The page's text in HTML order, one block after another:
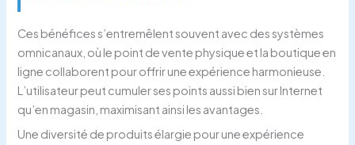
Ces bénéfices s’entremêlent souvent avec des systèmes
omnicanaux, où le point de vente physique et la boutique en
ligne collaborent pour offrir une expérience harmonieuse.
L’utilisateur peut cumuler ses points aussi bien sur Internet
qu’en magasin, maximisant ainsi les avantages.
Une diversité de produits élargie pour une expérience